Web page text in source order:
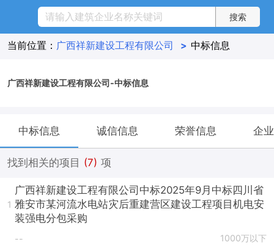
当前位置： 广西祥新建设工程有限公司 > 中标信息
广西祥新建设工程有限公司-中标信息
中标信息 诚信信息 荣誉信息 企
找到相关的项目 (7) 项
1
广西祥新建设工程有限公司中标2025年9月中标四川省
雅安市某河流水电站灾后重建营区建设工程项目机电安
装强电分包采购
-- 1000万以下